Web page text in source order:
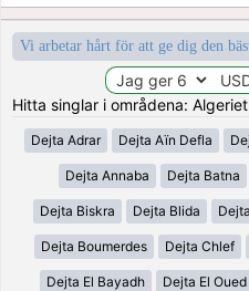
Vi arbetar hårt för att ge dig den
Hitta singlar i områdena: Algeriet
Dejta Adrar Dejta Aïn Defla
Dejta Annaba Dejta Batna
Dejta Biskra Dejta Blida
Dejta Boumerdes Dejta Chlef
Dejta El Bayadh Dejta El Oued